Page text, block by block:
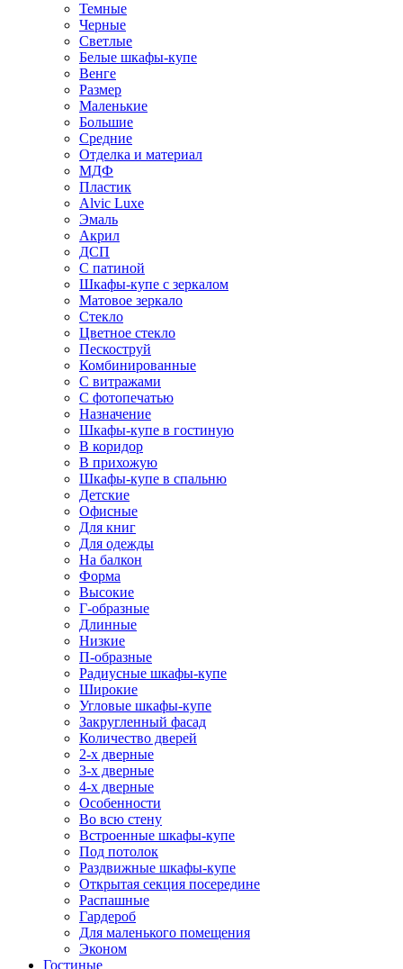
Темные
Черные
Светлые
Белые шкафы-купе
Венге
Размер
Маленькие
Большие
Средние
Отделка и материал
МДФ
Пластик
Alvic Luxe
Эмаль
Акрил
ДСП
С патиной
Шкафы-купе с зеркалом
Матовое зеркало
Стекло
Цветное стекло
Пескоструй
Комбинированные
С витражами
С фотопечатью
Назначение
Шкафы-купе в гостиную
В коридор
В прихожую
Шкафы-купе в спальню
Детские
Офисные
Для книг
Для одежды
На балкон
Форма
Высокие
Г-образные
Длинные
Низкие
П-образные
Радиусные шкафы-купе
Широкие
Угловые шкафы-купе
Закругленный фасад
Количество дверей
2-х дверные
3-х дверные
4-х дверные
Особенности
Во всю стену
Встроенные шкафы-купе
Под потолок
Раздвижные шкафы-купе
Открытая секция посередине
Распашные
Гардероб
Для маленького помещения
Эконом
Гостиные